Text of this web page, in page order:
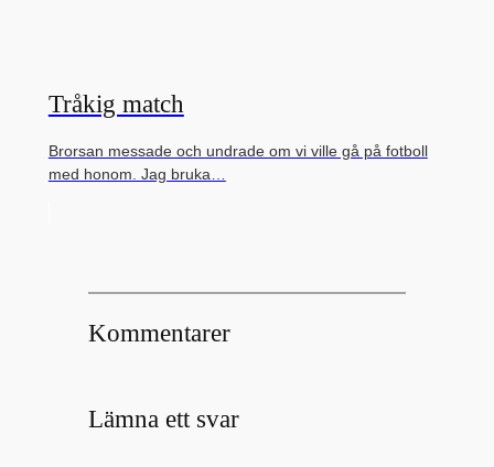
Tråkig match
Brorsan messade och undrade om vi ville gå på fotboll
med honom. Jag bruka…
Kommentarer
Lämna ett svar